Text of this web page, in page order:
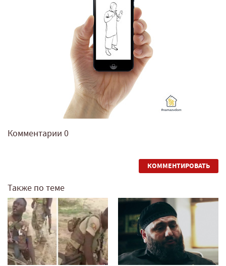
Комментарии 0
КОММЕНТИРОВАТЬ
Также по теме